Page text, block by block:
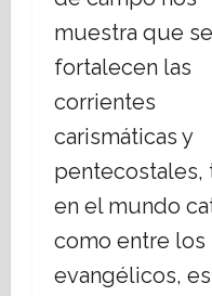
muestra que se
fortalecen las
corrientes
carismáticas y
pentecostales,
en el mundo
como entre los
evangélicos,